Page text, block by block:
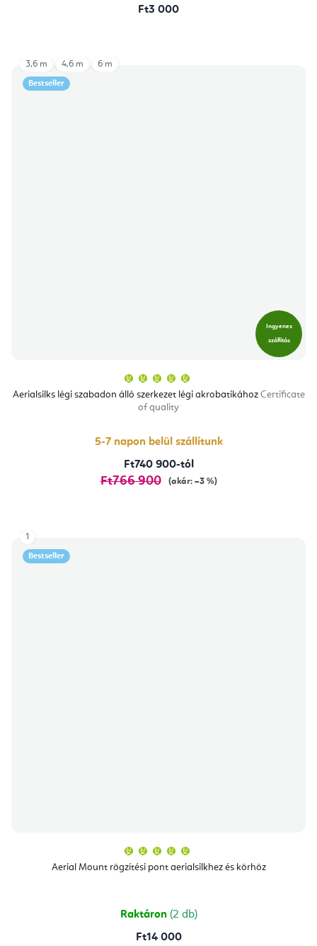
Ft3 000
Bestseller
Ingyenes
szállítás
Aerialsilks légi szabadon álló szerkezet légi akrobatikához Certificate
of quality
átlagos
értékelése
csillag.
5-7 napon belül szállítunk
Ft740 900-tól
Ft766 900 (akár: –3 %)
3,6 m 4,6 m 6 m
Bestseller
Aerial Mount rögzítési pont aerialsilkhez és körhöz
átlagos
értékelése
csillag.
Raktáron (2 db)
Ft14 000
1